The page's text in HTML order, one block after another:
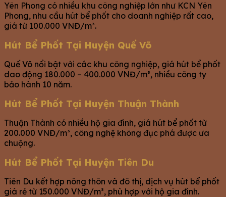
Yên Phong có nhiều khu công nghiệp lớn như KCN Yên
Phong, nhu cầu hút bể phốt cho doanh nghiệp rất cao,
giá từ 100.000 VNĐ/m³.
Hút Bể Phốt Tại Huyện Quế Võ
Quế Võ nổi bật với các khu công nghiệp, giá hút bể phốt
dao động 180.000 – 400.000 VNĐ/m³, nhiều công ty
bảo hành 10 năm.
Hút Bể Phốt Tại Huyện Thuận Thành
Thuận Thành có nhiều hộ gia đình, giá hút bể phốt từ
200.000 VNĐ/m³, công nghệ không đục phá được ưa
chuộng.
Hút Bể Phốt Tại Huyện Tiên Du
Tiên Du kết hợp nông thôn và đô thị, dịch vụ hút bể phốt
giá rẻ từ 150.000 VNĐ/m³, phù hợp với hộ gia đình.